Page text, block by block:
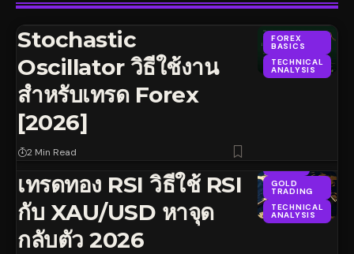
FOREX
BASICS
TECHNICAL
ANALYSIS
Stochastic
Oscillator วิธีใช้งาน
สำหรับเทรด Forex
[2026]
2 Min Read
GOLD
TRADING
TECHNICAL
ANALYSIS
เทรดทอง RSI วิธีใช้ RSI
กับ XAU/USD หาจุด
กลับตัว 2026